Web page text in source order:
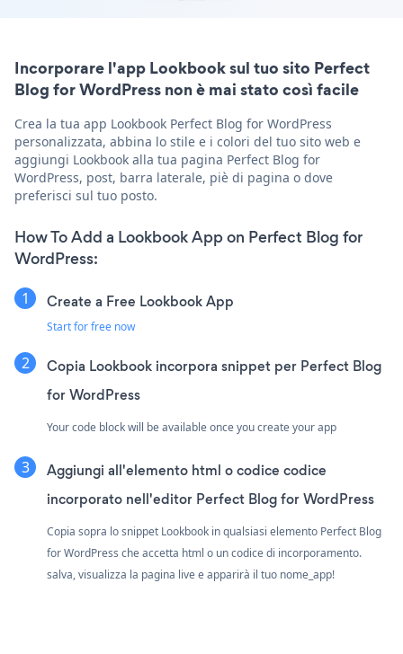
Incorporare l'app Lookbook sul tuo sito Perfect
Blog for WordPress non è mai stato così facile
Crea la tua app Lookbook Perfect Blog for WordPress
personalizzata, abbina lo stile e i colori del tuo sito web e
aggiungi Lookbook alla tua pagina Perfect Blog for
WordPress, post, barra laterale, piè di pagina o dove
preferisci sul tuo posto.
How To Add a Lookbook App on Perfect Blog for
WordPress:
Create a Free Lookbook App
Start for free now
Copia Lookbook incorpora snippet per Perfect Blog
for WordPress
Your code block will be available once you create your app
Aggiungi all'elemento html o codice codice
incorporato nell'editor Perfect Blog for WordPress
Copia sopra lo snippet Lookbook in qualsiasi elemento Perfect Blog
for WordPress che accetta html o un codice di incorporamento.
salva, visualizza la pagina live e apparirà il tuo nome_app!